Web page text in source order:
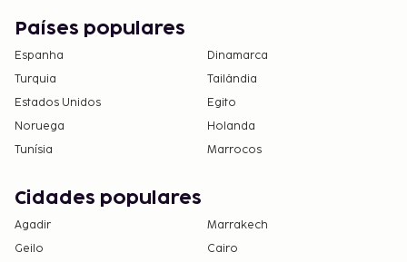
Países populares
Espanha
Dinamarca
Turquia
Tailândia
Estados Unidos
Egito
Noruega
Holanda
Tunísia
Marrocos
Cidades populares
Agadir
Marrakech
Geilo
Cairo